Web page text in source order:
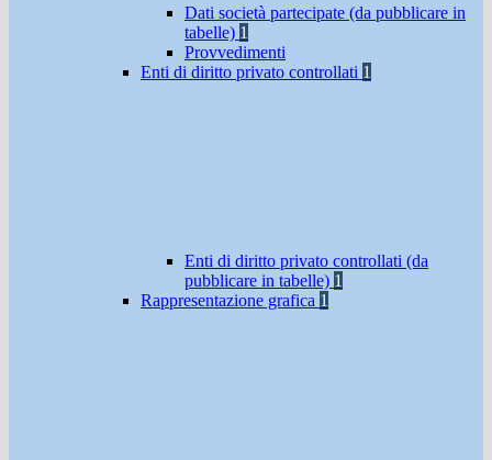
Dati società partecipate (da pubblicare in
tabelle) 1
Provvedimenti
Enti di diritto privato controllati 1
Enti di diritto privato controllati (da
pubblicare in tabelle) 1
Rappresentazione grafica 1